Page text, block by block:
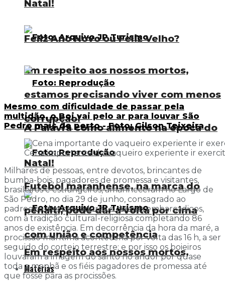
Natal!
Em respeito aos nossos mortos,
estamos precisando viver com menos
corrupção!
Futebol maranhense, na marca do
pênalti, pode dar a volta por cima
com união e competência
Matérias
Feliz Ano Novo ou Feliz Velho?
A Palavra como alimento na época do
Natal!
Em respeito aos nossos mortos,
Mesmo com dificuldade de passar pela
multidão, o Boi vai pelo ar para louvar São
Pedro mais de perto - Foto: Gilson Teixeira
Cena importante do vaqueiro experiente ir
Milhares de pessoas, entre devotos, brincantes de
bumba-bois, pagadores de promessa e visitantes,
brasileiros e estrangeiros, amanheceram no Largo de
São Pedro, no dia 29 de junho, consagrado ao
padroeiro dos pescadores e demais embarcadiços,
com a tradição cultural-religiosa completando 86
anos de existência. Em decorrência da hora da maré, a
procissão marítima aconteceria por volta das 16 h, a ser
seguido do cortejo terrestre; e por isso os boieiros
louvaram a imagem do santo no andor por quase
toda a manhã e os fiéis pagadores de promessa até
que fosse para as procissões.